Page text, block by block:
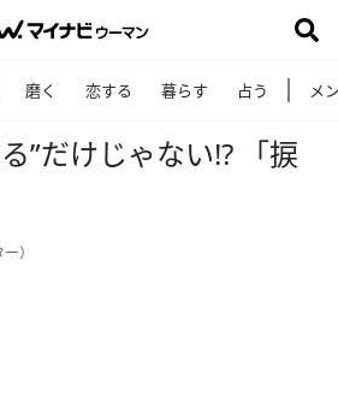
磨く 恋する 暮らす 占う メ
る”だけじゃない!? 「捩
）